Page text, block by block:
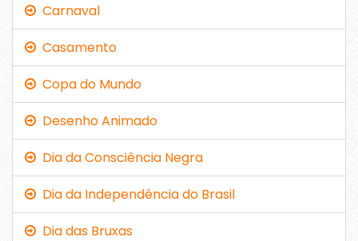
Carnaval
Casamento
Copa do Mundo
Desenho Animado
Dia da Consciência Negra
Dia da Independência do Brasil
Dia das Bruxas